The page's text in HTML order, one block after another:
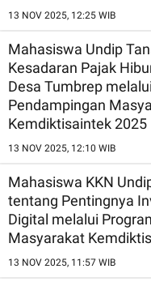
13 NOV 2025, 12:25 WIB
Mahasiswa Undip
Kesadaran Pajak
Desa Tumbrep
Pendampingan
Kemdiktisaintek 2025
13 NOV 2025, 12:10 WIB
Mahasiswa KKN
tentang Pentingnya
Digital melalui
Masyarakat
13 NOV 2025, 11:57 WIB